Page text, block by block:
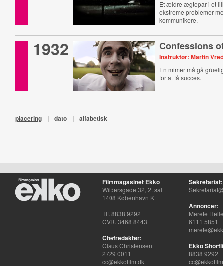
Et ældre ægtepar i et
ekstreme problemer
kommunikere.
1932 Confessions
Instruktør: Martin
En mimer må gå
for at få succes.
placering | dato | alfabetisk
Filmmagasinet Ekko
Wildersgade 32, 2. sal
1408 København K
Tlf. 8838 9292
CVR. 3468 8443
Chefredaktør:
Claus Christensen
2729 0011
cc@ekkofilm.dk
Sekretariat:
Annoncer:
Merete
6111 5851
Ekko
8838 9292